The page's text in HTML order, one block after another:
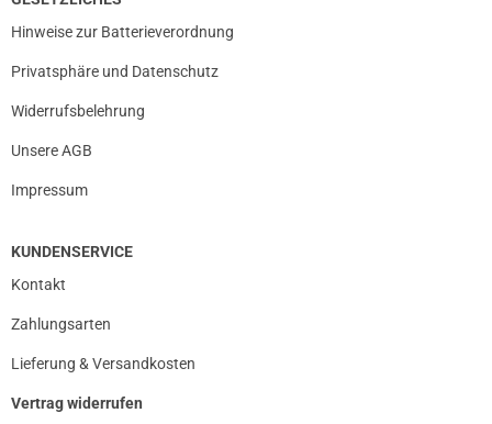
Hinweise zur Batterieverordnung
Privatsphäre und Datenschutz
Widerrufsbelehrung
Unsere AGB
Impressum
KUNDENSERVICE
Kontakt
Zahlungsarten
Lieferung & Versandkosten
Vertrag widerrufen